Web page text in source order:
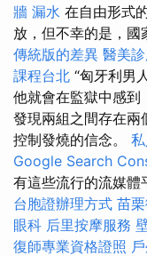
牆 漏水 在自由形式
放，但不幸的是，國
傳統版的差異 醫美
課程台北 “匈牙利男
他就會在監獄中感到
發現兩組之間存在兩
控制發燒的信念。
Google Search
有這些流行的流媒體
台胞證辦理方式 苗
眼科 后里按摩服務
復師專業資格證照